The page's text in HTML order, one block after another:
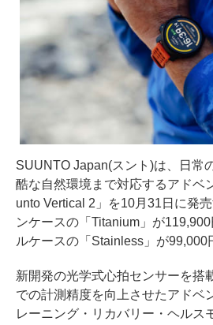
SUUNTO Japan(スント)は、日常
酷な自然環境まで対応するアドベ
unto Vertical 2」を10月31日に発
ンケースの「Titanium」が
ルケースの「Stainless」が99,000
新開発の光学式心拍センサーを搭
での計測精度を向上させたアドベ
レーニング・リカバリー・ヘルス